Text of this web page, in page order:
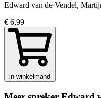
Edward van de Vendel,
€ 6,99
in winkelmand